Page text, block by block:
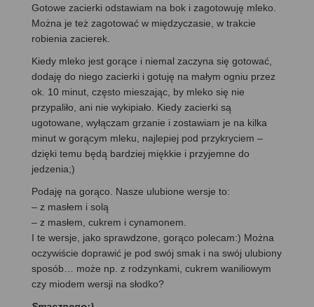
Gotowe zacierki odstawiam na bok i zagotowuję mleko.
Można je też zagotować w międzyczasie, w trakcie
robienia zacierek.
Kiedy mleko jest gorące i niemal zaczyna się gotować,
dodaję do niego zacierki i gotuję na małym ogniu przez
ok. 10 minut, często mieszając, by mleko się nie
przypaliło, ani nie wykipiało. Kiedy zacierki są
ugotowane, wyłączam grzanie i zostawiam je na kilka
minut w gorącym mleku, najlepiej pod przykryciem –
dzięki temu będą bardziej miękkie i przyjemne do
jedzenia;)
Podaję na gorąco. Nasze ulubione wersje to:
– z masłem i solą
– z masłem, cukrem i cynamonem.
I te wersje, jako sprawdzone, gorąco polecam:) Można
oczywiście doprawić je pod swój smak i na swój ulubiony
sposób… może np. z rodzynkami, cukrem waniliowym
czy miodem wersji na słodko?